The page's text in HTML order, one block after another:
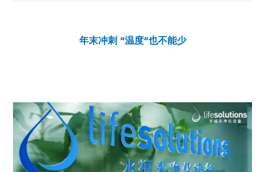
年末冲刺 “温度”也不能少